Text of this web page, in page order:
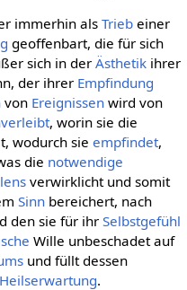
immerhin alsTriebeiner
geoffenbart, die für sich
sich in derÄsthetikihrer
der ihrer Empfindung
von Ereignissenwird von
, worin sie die
wodurch sie empfindet,
die notwendige
verwirklicht und somit
Sinnbereichert, nach
den sie für ihr Selbstgefühl
Wille unbeschadet auf
und füllt dessen
Heilserwartung.